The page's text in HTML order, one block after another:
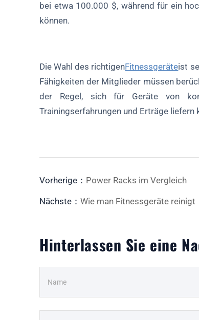
bei etwa 100.000 $, während für ein
können.
Die Wahl des richtigenFitnessgeräteist
Fähigkeiten der Mitglieder müssen
der Regel, sich für Geräte von
Trainingserfahrungen und Erträge liefern
Vorherige： Power Racks im Vergleich
Nächste：Wie man Fitnessgeräte reinigt
Hinterlassen Sie eine